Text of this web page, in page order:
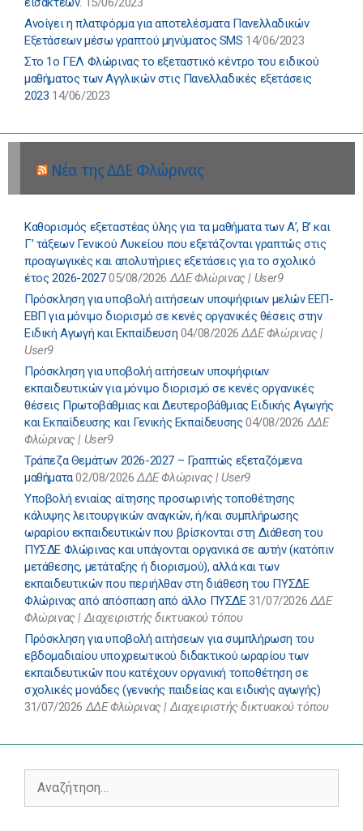
Ανοίγει η πλατφόρμα για αποτελέσματα Πανελλαδικών
Εξετάσεων μέσω γραπτού μηνύματος SMS 14/06/2023
Στο 1ο ΓΕΛ Φλώρινας το εξεταστικό κέντρο του ειδικού
μαθήματος των Αγγλικών στις Πανελλαδικές εξετάσεις
2023 14/06/2023
Νέα της ΔΔΕ Φλώρινας
Καθορισμός εξεταστέας ύλης για τα μαθήματα των Α’, Β’ και
Γ’ τάξεων Γενικού Λυκείου που εξετάζονται γραπτώς στις
προαγωγικές και απολυτήριες εξετάσεις για το σχολικό
έτος 2026-2027 05/08/2026 ΔΔΕ Φλώρινας | User9
Πρόσκληση για υποβολή αιτήσεων υποψήφιων μελών ΕΕΠ-
ΕΒΠ για μόνιμο διορισμό σε κενές οργανικές θέσεις στην
Ειδική Αγωγή και Εκπαίδευση 04/08/2026 ΔΔΕ Φλώρινας |
User9
Πρόσκληση για υποβολή αιτήσεων υποψήφιων
εκπαιδευτικών για μόνιμο διορισμό σε κενές οργανικές
θέσεις Πρωτοβάθμιας και Δευτεροβάθμιας Ειδικής Αγωγής
και Εκπαίδευσης και Γενικής Εκπαίδευσης 04/08/2026 ΔΔΕ
Φλώρινας | User9
Τράπεζα Θεμάτων 2026-2027 – Γραπτώς εξεταζόμενα
μαθήματα 02/08/2026 ΔΔΕ Φλώρινας | User9
Υποβολή ενιαίας αίτησης προσωρινής τοποθέτησης
κάλυψης λειτουργικών αναγκών, ή/και συμπλήρωσης
ωραρίου εκπαιδευτικών που βρίσκονται στη Διάθεση του
ΠΥΣΔΕ Φλώρινας και υπάγονται οργανικά σε αυτήν (κατόπιν
μετάθεσης, μετάταξης ή διορισμού), αλλά και των
εκπαιδευτικών που περιήλθαν στη διάθεση του ΠΥΣΔΕ
Φλώρινας από απόσπαση από άλλο ΠΥΣΔΕ 31/07/2026 ΔΔΕ
Φλώρινας | Διαχειριστής δικτυακού τόπου
Πρόσκληση για υποβολή αιτήσεων για συμπλήρωση του
εβδομαδιαίου υποχρεωτικού διδακτικού ωραρίου των
εκπαιδευτικών που κατέχουν οργανική τοποθέτηση σε
σχολικές μονάδες (γενικής παιδείας και ειδικής αγωγής)
31/07/2026 ΔΔΕ Φλώρινας | Διαχειριστής δικτυακού τόπου
για: